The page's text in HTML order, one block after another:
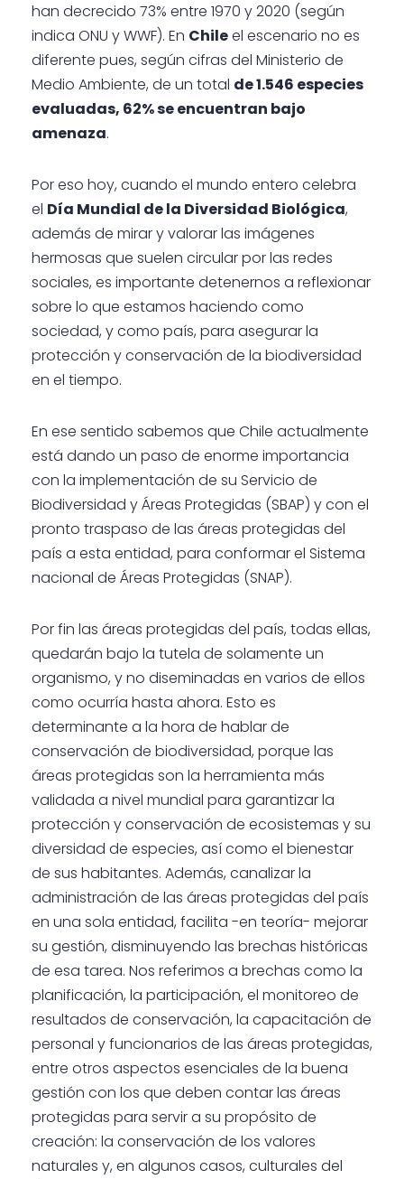
han decrecido 73% entre 1970 y 2020 (según
indica ONU y WWF). En Chileel escenario no es
diferente pues, según cifras del Ministerio de
Medio Ambiente, de un total de 1.546 especies
evaluadas, 62% se encuentran bajo
amenaza.
Por eso hoy, cuando el mundo entero celebra
el Día Mundial de la Diversidad Biológica,
además de mirar y valorar las imágenes
hermosas que suelen circular por las redes
sociales, es importante detenernos a reflexionar
sobre lo que estamos haciendo como
sociedad, y como país, para asegurar la
protección y conservación de la biodiversidad
en el tiempo.
En ese sentido sabemos que Chile actualmente
está dando un paso de enorme importancia
con la implementación de su Servicio de
Biodiversidad y Áreas Protegidas (SBAP) y con el
pronto traspaso de las áreas protegidas del
país a esta entidad, para conformar el Sistema
nacional de Áreas Protegidas (SNAP).
Por fin las áreas protegidas del país, todas ellas,
quedarán bajo la tutela de solamente un
organismo, y no diseminadas en varios de ellos
como ocurría hasta ahora. Esto es
determinante a la hora de hablar de
conservación de biodiversidad, porque las
áreas protegidas son la herramienta más
validada a nivel mundial para garantizar la
protección y conservación de ecosistemas y su
diversidad de especies, así como el bienestar
de sus habitantes. Además, canalizar la
administración de las áreas protegidas del país
en una sola entidad, facilita -en teoría- mejorar
su gestión, disminuyendo las brechas históricas
de esa tarea. Nos referimos a brechas como la
planificación, la participación, el monitoreo de
resultados de conservación, la capacitación de
personal y funcionarios de las áreas protegidas,
entre otros aspectos esenciales de la buena
gestión con los que deben contar las áreas
protegidas para servir a su propósito de
creación: la conservación de los valores
naturales y, en algunos casos, culturales del